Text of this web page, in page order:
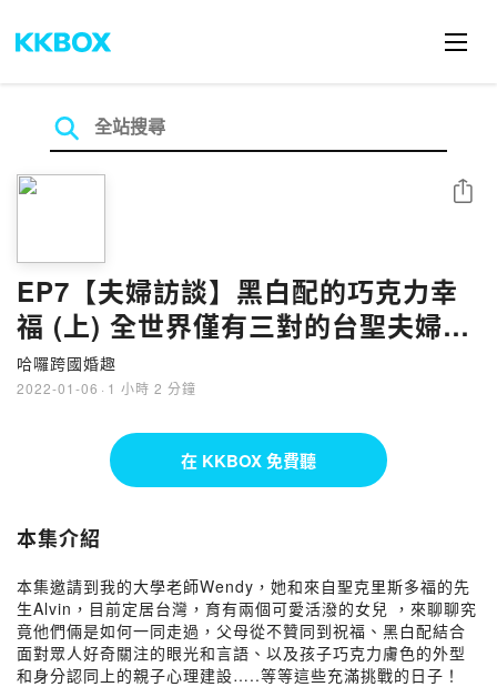
EP7【夫婦訪談】黑白配的巧克力幸
福 (上) 全世界僅有三對的台聖夫婦來
了！｜Wendy (台灣) ★ Alvin (聖克
里斯多福)
哈囉跨國婚趣
2022-01-06 · 1 小時 2 分鐘
分享
在 KKBOX 免費聽
本集介紹
本集邀請到我的大學老師Wendy，她和來自聖克里斯多福的先
生Alvin，目前定居台灣，育有兩個可愛活潑的女兒 ，來聊聊究
竟他們倆是如何一同走過，父母從不贊同到祝福、黑白配結合
面對眾人好奇關注的眼光和言語、以及孩子巧克力膚色的外型
和身分認同上的親子心理建設…..等等這些充滿挑戰的日子！